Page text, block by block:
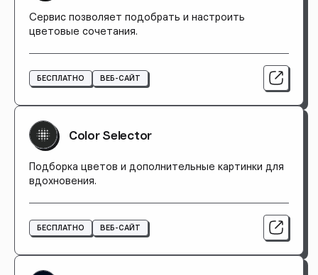
Сервис позволяет подобрать и настроить
цветовые сочетания.
БЕСПЛАТНО ВЕБ-САЙТ
Color Selector
Подборка цветов и дополнительные картинки для
вдохновения.
БЕСПЛАТНО ВЕБ-САЙТ